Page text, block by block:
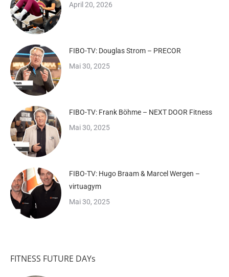
April 20, 2026
FIBO-TV: Douglas Strom – PRECOR
Mai 30, 2025
FIBO-TV: Frank Böhme – NEXT DOOR Fitness
Mai 30, 2025
FIBO-TV: Hugo Braam & Marcel Wergen –
virtuagym
Mai 30, 2025
FITNESS FUTURE DAYs